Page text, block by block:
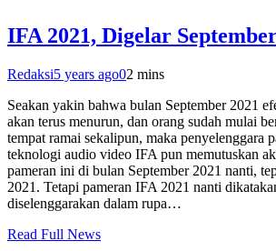
IFA 2021, Digelar
Redaksi5 years ago02 mins
Seakan yakin bahwa bulan September 2021
akan terus menurun, dan orang sudah mulai
tempat ramai sekalipun, maka penyelenggara
teknologi audio video IFA pun memutuskan
pameran ini di bulan September 2021 nanti,
2021. Tetapi pameran IFA 2021 nanti
diselenggarakan dalam rupa…
Read Full News